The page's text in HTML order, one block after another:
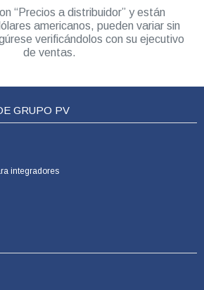
“Precios a distribuidor” y están
americanos, pueden variar sin
verificándolos con su ejecutivo
de ventas.
GRUPO PV
integradores